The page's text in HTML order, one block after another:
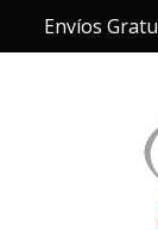
Envíos